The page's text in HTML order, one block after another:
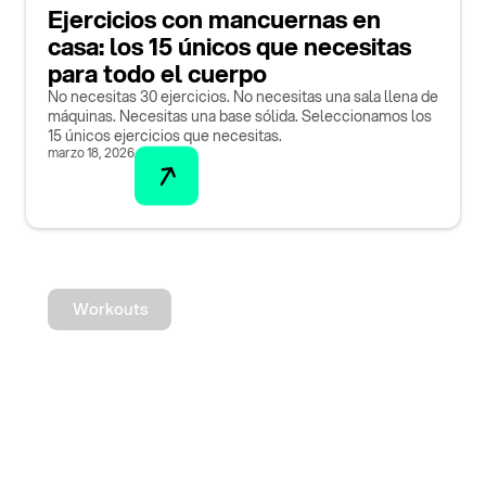
Ejercicios con mancuernas en
casa: los 15 únicos que necesitas
para todo el cuerpo
No necesitas 30 ejercicios. No necesitas una sala llena de
máquinas. Necesitas una base sólida. Seleccionamos los
15 únicos ejercicios que necesitas.
marzo 18, 2026
Workouts